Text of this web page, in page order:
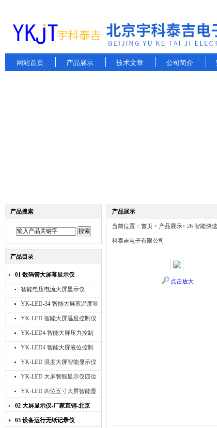
网站首页 产品展示 技术文章 公司简介
产品搜索
产品目录
01 数码管大屏幕显示仪
智能电压电流大屏显示仪
YK-LED-34 智能大屏幕温度显
示仪
YK-LED 智能大屏温度控制仪
YK-LED4 智能大屏压力控制
仪
YK-LED4 智能大屏液位控制
仪
YK-LED 温度大屏智能显示仪
四位十寸
YK-LED 大屏智能显示仪四位
八寸
YK-LED 四位五寸大屏智能显
示仪
02 大屏显示仪-厂家直销-北京
宇科泰吉
03 设备运行无纸记录仪
产品展示
当前位置： 首页 > 产品展示> 26 智能快
科泰吉电子有限公司
点击放大